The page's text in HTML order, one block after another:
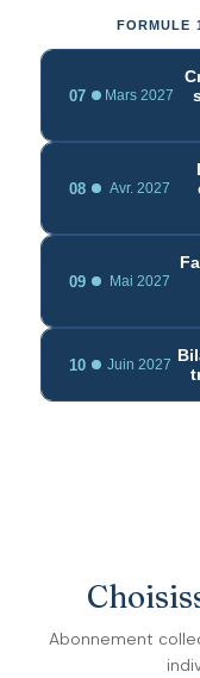
FORMULE
07 Mars 2027
08 Avr. 2027
09 Mai 2027
10 Juin 2027
Abonnement